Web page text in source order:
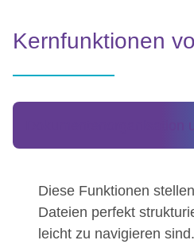
Kernfunktionen
Dokumentenorganisation
Diese Funktionen
Dateien perfekt
leicht zu navigieren sind.